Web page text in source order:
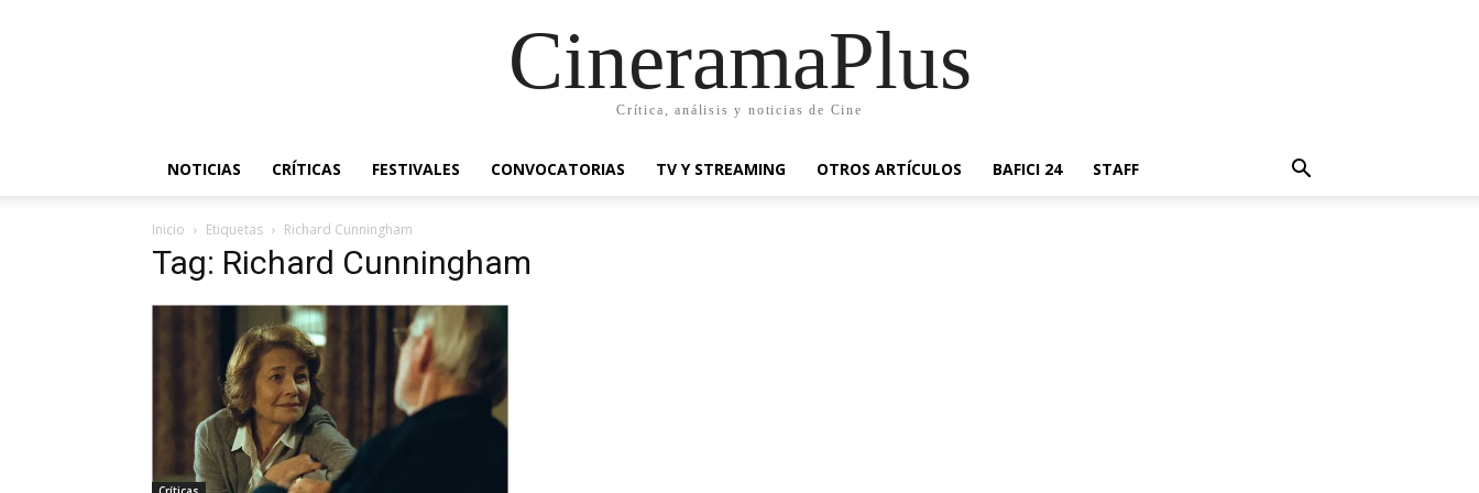
CineramaPlus
Crítica, análisis y noticias de Cine
NOTICIAS CRÍTICAS FESTIVALES CONVOCATORIAS TV Y STREAMING OTROS ARTÍCULOS BAFICI 24 STAFF
Inicio Etiquetas Richard Cunningham
Tag: Richard Cunningham